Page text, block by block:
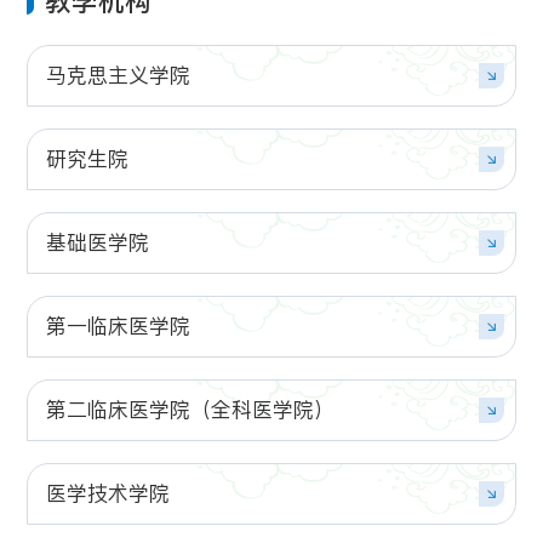
马克思主义学院
研究生院
基础医学院
第一临床医学院
第二临床医学院（全科医学院）
医学技术学院